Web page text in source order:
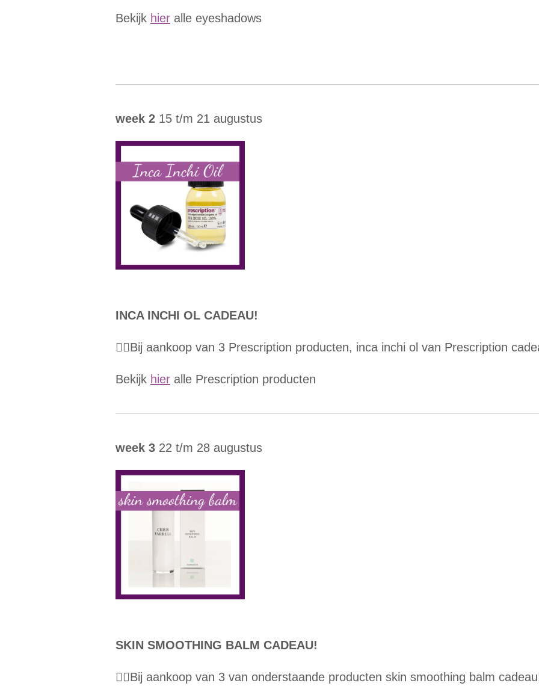
Bekijk hier alle eyeshadows
week 2 15 t/m 21 augustus
INCA INCHI OL CADEAU!
👉🏼Bij aankoop van 3 Prescription producten, inca inchi ol van Prescription
Bekijk hier alle Prescription producten
week 3 22 t/m 28 augustus
SKIN SMOOTHING BALM CADEAU!
👉🏼Bij aankoop van 3 van onderstaande producten skin smoothing balm